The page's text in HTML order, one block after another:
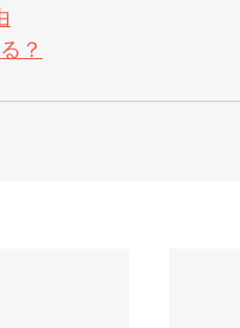
？